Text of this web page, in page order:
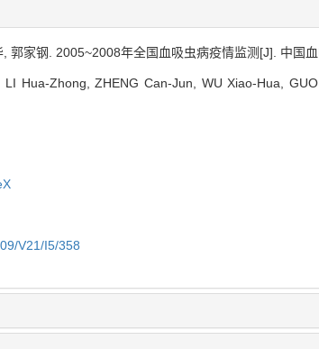
郭家钢. 2005~2008年全国血吸虫病疫情监测[J]. 中国
Hua-Zhong, ZHENG Can-Jun, WU Xiao-Hua,
V21/I5/358